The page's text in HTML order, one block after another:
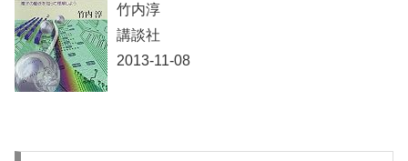
竹内淳
講談社
2013-11-08